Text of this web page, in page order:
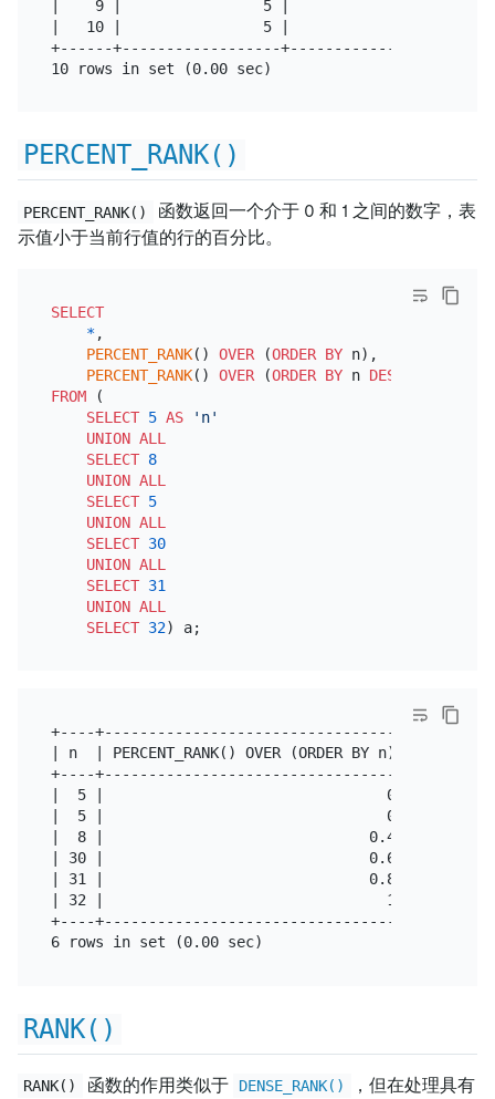
|    9 |                5 |                2 |
|   10 |                5 |                2 |
+------+------------------+------------------+
PERCENT_RANK()
PERCENT_RANK()
函数返回一个介于 0 和 1 之间的数字，表
示值小于当前行值的行的百分比。
SELECT
*,
PERCENT_RANK() OVER (ORDER BY n),
PERCENT_RANK() OVER (ORDER BY n DESC
FROM (
SELECT 5 AS
'n'
UNION ALL
SELECT 8
UNION ALL
SELECT 5
UNION ALL
SELECT 30
UNION ALL
SELECT 31
UNION ALL
SELECT 32
+----+----------------------------------
| n  | PERCENT_RANK() OVER (ORDER BY n) |
+----+----------------------------------
|  5 |                                0 |
|  5 |                                0 |
|  8 |                              0.4 |
| 30 |                              0.6 |
| 31 |                              0.8 |
| 32 |                                1 |
+----+----------------------------------
RANK()
RANK() 函数的作用类似于 DENSE_RANK()
，但在处理具有